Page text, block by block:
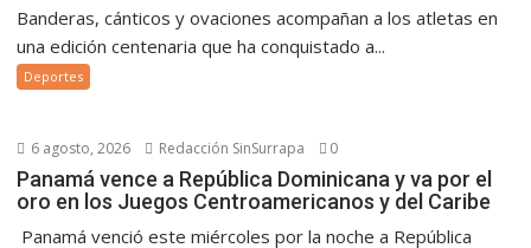
Banderas, cánticos y ovaciones acompañan a los atletas en
una edición centenaria que ha conquistado a...
Deportes
6 agosto, 2026 Redacción SinSurrapa 0
Panamá vence a República Dominicana y va por el
oro en los Juegos Centroamericanos y del Caribe
Panamá venció este miércoles por la noche a República